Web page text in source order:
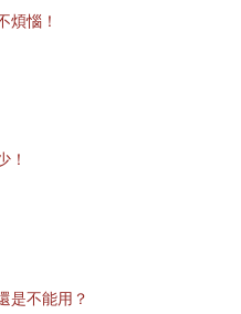
煩惱！
！
是不能用？